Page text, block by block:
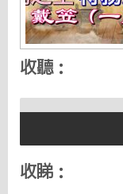
收聽：
收睇：